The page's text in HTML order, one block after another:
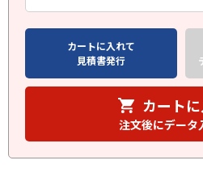
カートに入れて
見積書発行
カート
注文後にデータ